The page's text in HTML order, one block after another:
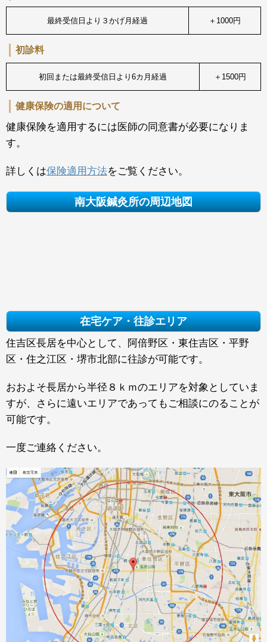
最終受信日より３かげ月経過 ＋1000円
初診料
初回または最終受信日より6カ月経過 ＋1500円
健康保険の適用について
健康保険を適用するには医師の同意書が必要になりま
す。
詳しくは保険適用方法をご覧ください。
南大阪鍼灸所の周辺地図
在宅ケア・往診エリア
住吉区長居を中心として、阿倍野区・東住吉区・平野
区・住之江区・堺市北部に往診が可能です。
おおよそ長居から半径８ｋｍのエリアを対象としていま
すが、さらに遠いエリアであってもご相談にのることが
可能です。
一度ご連絡ください。